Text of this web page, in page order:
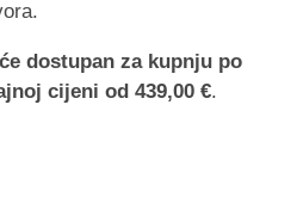
dostupan za kupnju po
cijeni od 439,00 €.